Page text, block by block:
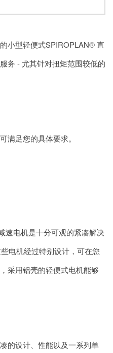
小型轻便式SPIROPLAN® 直
务 - 尤其针对扭矩范围较低的
满足您的具体要求。
速电机是十分可观的紧凑解决
电机经过特别设计，可在您
采用铝壳的轻便式电机能够
的设计、性能以及一系列单